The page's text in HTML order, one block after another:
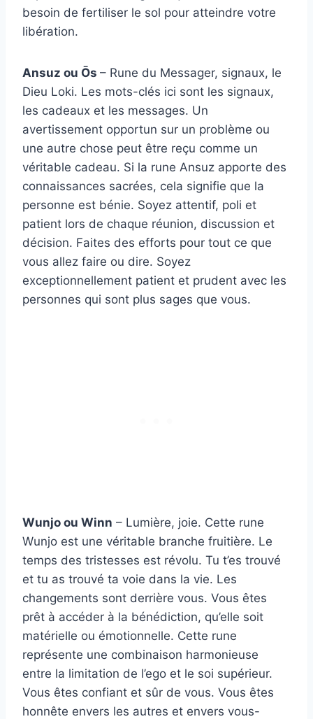
besoin de fertiliser le sol pour atteindre votre
libération.
Ansuz ou Ōs – Rune du Messager, signaux, le
Dieu Loki. Les mots-clés ici sont les signaux,
les cadeaux et les messages. Un
avertissement opportun sur un problème ou
une autre chose peut être reçu comme un
véritable cadeau. Si la rune Ansuz apporte des
connaissances sacrées, cela signifie que la
personne est bénie. Soyez attentif, poli et
patient lors de chaque réunion, discussion et
décision. Faites des efforts pour tout ce que
vous allez faire ou dire. Soyez
exceptionnellement patient et prudent avec les
personnes qui sont plus sages que vous.
Wunjo ou Winn – Lumière, joie. Cette rune
Wunjo est une véritable branche fruitière. Le
temps des tristesses est révolu. Tu t’es trouvé
et tu as trouvé ta voie dans la vie. Les
changements sont derrière vous. Vous êtes
prêt à accéder à la bénédiction, qu’elle soit
matérielle ou émotionnelle. Cette rune
représente une combinaison harmonieuse
entre la limitation de l’ego et le soi supérieur.
Vous êtes confiant et sûr de vous. Vous êtes
honnête envers les autres et envers vous-